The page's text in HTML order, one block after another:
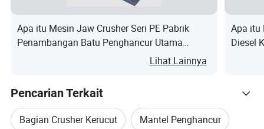
Bahan:
Baja mangan tinggi. Mn13Cr2 , Mn18C2, Mn22Cr2.
Bagian Utama mana yang kami miliki?
Apa itu Mesin Jaw Crusher Seri PE Pabrik
Penambangan Batu Penghancur Utama
Harga Pabrik Jaw Crusher Diesel Portabel
Lihat Lainnya
Apa itu
Diesel
Pencarian Terkait
Bagian Crusher Kerucut Mantel Penghancur